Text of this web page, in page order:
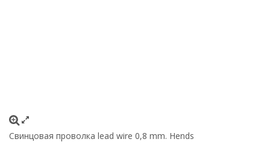
Свинцовая проволка lead wire 0,8 mm. Hends